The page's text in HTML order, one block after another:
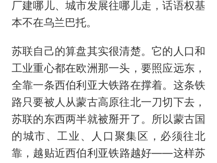
厂建哪儿、城市发展往哪儿走，话语权基
本不在乌兰巴托。
苏联自己的算盘其实很清楚。它的人口和
工业重心都在欧洲那一头，要照应远东，
全靠一条西伯利亚大铁路在撑着。这条铁
路只要被人从蒙古高原往北一刀切下去，
苏联的东西两半就被掰开了。所以蒙古国
的城市、工业、人口聚集区，必须往北
靠，越贴近西伯利亚铁路越好——这样苏